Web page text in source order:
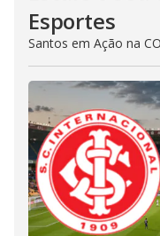
Esportes
Santos em Ação na